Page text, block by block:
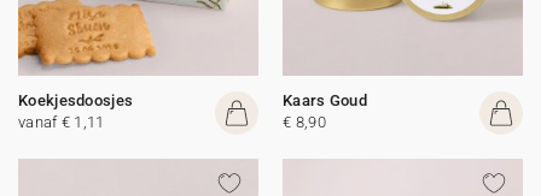
Koekjesdoosjes
vanaf € 1,11
Kaars Goud
€ 8,90